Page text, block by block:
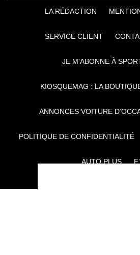
LA RÉDACTION
SERVICE CLIENT
JE M'ABONNE À
KIOSQUEMAG : LA
ANNONCES VOITURE
POLITIQUE DE CONFIDENTIALITÉ
AUTO PLUS